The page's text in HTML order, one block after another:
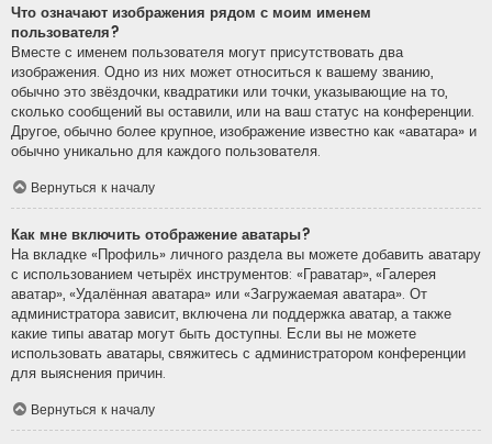
Что означают изображения рядом с моим именем
пользователя?
Вместе с именем пользователя могут присутствовать два
изображения. Одно из них может относиться к вашему званию,
обычно это звёздочки, квадратики или точки, указывающие на то,
сколько сообщений вы оставили, или на ваш статус на конференции.
Другое, обычно более крупное, изображение известно как «аватара» и
обычно уникально для каждого пользователя.
Вернуться к началу
Как мне включить отображение аватары?
На вкладке «Профиль» личного раздела вы можете добавить аватару
с использованием четырёх инструментов: «Граватар», «Галерея
аватар», «Удалённая аватара» или «Загружаемая аватара». От
администратора зависит, включена ли поддержка аватар, а также
какие типы аватар могут быть доступны. Если вы не можете
использовать аватары, свяжитесь с администратором конференции
для выяснения причин.
Вернуться к началу